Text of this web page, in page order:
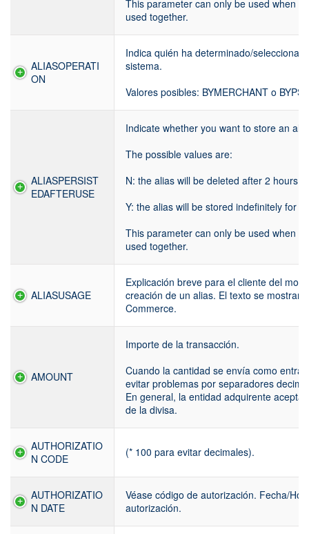
This parameter can only be used when
used together.
ALIASOPERATI
ON
Indica quién ha determinado/
sistema.
Valores posibles: BYMERCHANT o BYPSP
ALIASPERSIST
EDAFTERUSE
Indicate whether you want to store an
The possible values are:
N: the alias will be deleted after 2 hours
Y: the alias will be stored indefinitely for
This parameter can only be used when
used together.
ALIASUSAGE
Explicación breve para el cliente del
creación de un alias. El texto se
Commerce.
AMOUNT
Importe de la transacción.
Cuando la cantidad se envía como
evitar problemas por separadores
En general, la entidad adquirente
de la divisa.
AUTHORIZATIO
N CODE
(* 100 para evitar decimales).
AUTHORIZATIO
N DATE
Véase código de autorización. Fecha/
autorización.